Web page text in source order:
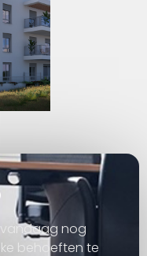
vandaag nog
behoeften te